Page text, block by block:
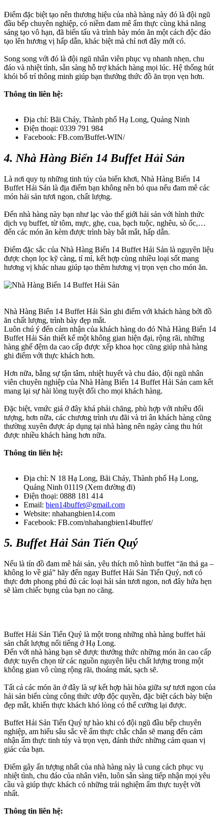
Điểm đặc biệt tạo nên thương hiệu của nhà hàng này đó là đội ngũ
đầu bếp chuyên nghiệp, có niềm đam mê ẩm thực cùng khả năng
sáng tạo vô hạn, đã biến tấu và trình bày món ăn một cách độc đáo
tạo lên hương vị hấp dẫn, khác biệt mà chỉ nơi đây mới có.
Song song với đó là đội ngũ nhân viên phục vụ nhanh nhẹn, chu
đáo và nhiệt tình, sẵn sàng hỗ trợ khách hàng mọi lúc. Hệ thống hút
khói bố trí thông minh giúp bạn thưởng thức đồ ăn trọn vẹn hơn.
Thông tin liên hệ:
Địa chỉ: Bãi Cháy, Thành phố Hạ Long, Quảng Ninh
Điện thoại: 0339 791 984
Facebook: FB.com/Buffet-WIN/
4. Nhà Hàng Biển 14 Buffet Hải Sản
Là nơi quy tụ những tinh túy của biển khơi, Nhà Hàng Biển 14
Buffet Hải Sản là địa điểm bạn không nên bỏ qua nếu đam mê các
món hải sản tươi ngon, chất lượng.
Đến nhà hàng này bạn như lạc vào thế giới hải sản với hình thức
dịch vụ buffet, từ tôm, mực, ghẹ, cua, bạch tuộc, nghêu, sò ốc,…
đến các món ăn kèm được trình bày bắt mắt, hấp dẫn.
Điểm đặc sắc của Nhà Hàng Biển 14 Buffet Hải Sản là nguyên liệu
được chọn lọc kỹ càng, tỉ mỉ, kết hợp cùng nhiều loại sốt mang
hương vị khác nhau giúp tạo thêm hương vị trọn vẹn cho món ăn.
Nhà Hàng Biển 14 Buffet Hải Sản ghi điểm với khách hàng bởi đồ
ăn chất lượng, trình bày đẹp mắt.
Luôn chú ý đến cảm nhận của khách hàng do đó Nhà Hàng Biển 14
Buffet Hải Sản thiết kế một không gian hiện đại, rộng rãi, những
hàng ghế đệm da cao cấp được xếp khoa học cũng giúp nhà hàng
ghi điểm với thực khách hơn.
Hơn nữa, bằng sự tận tâm, nhiệt huyết và chu đáo, đội ngũ nhân
viên chuyên nghiệp của Nhà Hàng Biển 14 Buffet Hải Sản cam kết
mang lại sự hài lòng tuyệt đối cho mọi khách hàng.
Đặc biệt, vmức giá ở đây khá phải chăng, phù hợp với nhiều đối
tượng, hơn nữa, các chương trình ưu đãi và tri ân khách hàng cũng
thường xuyên được áp dụng tại nhà hàng nên ngày càng thu hút
được nhiều khách hàng hơn nữa.
Thông tin liên hệ:
Địa chỉ: N 18 Hạ Long, Bãi Cháy, Thành phố Hạ Long,
Quảng Ninh 01119 (Xem đường đi)
Điện thoại: 0888 181 414
Email: bien14buffet@gmail.com
Website: nhahangbien14.com
Facebook: FB.com/nhahangbien14buffet/
5. Buffet Hải Sản Tiến Quý
Nếu là tín đồ đam mê hải sản, yêu thích mô hình buffet “ăn thả ga –
không lo về giá” hãy đến ngay Buffet Hải Sản Tiến Quý, nơi có
thực đơn phong phú đủ các loại hải sản tươi ngon, nơi đây hứa hẹn
sẽ làm chiếc bụng của bạn no căng.
Buffet Hải Sản Tiến Quý là một trong những nhà hàng buffet hải
sản chất lượng nổi tiếng ở Hạ Long.
Đến với nhà hàng bạn sẽ được thưởng thức những món ăn cao cấp
được tuyển chọn từ các nguồn nguyên liệu chất lượng trong một
không gian vô cùng rộng rãi, thoáng mát, sạch sẽ.
Tất cả các món ăn ở đây là sự kết hợp hài hòa giữa sự tươi ngon của
hải sản biển cùng công thức ướp độc quyền, đặc biệt cách bày biện
đẹp mắt, khiến thực khách khó lòng có thể cưỡng lại được.
Buffet Hải Sản Tiến Quý tự hào khi có đội ngũ đầu bếp chuyên
nghiệp, am hiểu sâu sắc về ẩm thực chắc chắn sẽ mang đến cảm
nhận ẩm thực tinh túy và trọn vẹn, đánh thức những cảm quan vị
giác của bạn.
Điểm gây ấn tượng nhất của nhà hàng này là cung cách phục vụ
nhiệt tình, chu đáo của nhân viên, luôn sẵn sàng tiếp nhận mọi yêu
cầu và giúp thực khách có những trải nghiệm ẩm thực tuyệt vời
nhất.
Thông tin liên hệ: